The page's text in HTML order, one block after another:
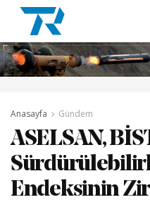
Anasayfa Gündem
ASELSAN,
Endeksinin